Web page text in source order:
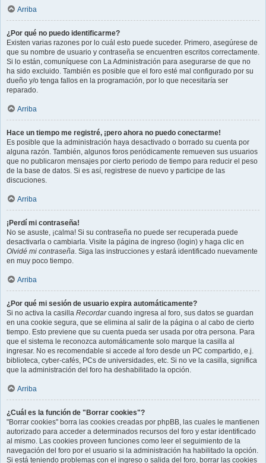
Arriba
¿Por qué no puedo identificarme?
Existen varias razones por lo cuál esto puede suceder. Primero, asegúrese de
que su nombre de usuario y contraseña se encuentren escritos correctamente.
Si lo están, comuníquese con La Administración para asegurarse de que no
ha sido excluido. También es posible que el foro esté mal configurado por su
dueño y/o tenga fallos en la programación, por lo que necesitaría ser
reparado.
Arriba
Hace un tiempo me registré, ¡pero ahora no puedo conectarme!
Es posible que la administración haya desactivado o borrado su cuenta por
alguna razón. También, algunos foros periódicamente remueven sus usuarios
que no publicaron mensajes por cierto periodo de tiempo para reducir el peso
de la base de datos. Si es así, registrese de nuevo y participe de las
discuciones.
Arriba
¡Perdí mi contraseña!
No se asuste, ¡calma! Si su contraseña no puede ser recuperada puede
desactivarla o cambiarla. Visite la página de ingreso (login) y haga clic en
Olvidé mi contraseña. Siga las instrucciones y estará identificado nuevamente
en muy poco tiempo.
Arriba
¿Por qué mi sesión de usuario expira automáticamente?
Si no activa la casilla Recordarcuando ingresa al foro, sus datos se guardan
en una cookie segura, que se elimina al salir de la página o al cabo de cierto
tiempo. Esto previene que su cuenta pueda ser usada por otra persona. Para
que el sistema le reconozca automáticamente solo marque la casilla al
ingresar. No es recomendable si accede al foro desde un PC compartido, e.j.
biblioteca, cyber-cafés, PCs de universidades, etc. Si no ve la casilla, significa
que la administración del foro ha deshabilitado la opción.
Arriba
¿Cuál es la función de "Borrar cookies"?
"Borrar cookies" borra las cookies creadas por phpBB, las cuales le mantienen
autorizado para acceder a determinados recursos del foro y estar identificado
al mismo. Las cookies proveen funciones como leer el seguimiento de la
navegación del foro por el usuario si la administración ha habilitado la opción.
Si está teniendo problemas con el ingreso o salida del foro, borrar las cookies